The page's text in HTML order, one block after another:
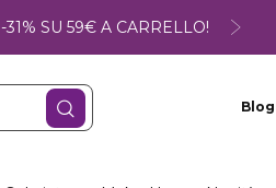
-31% SU 59€ A CARRELLO!
Blog